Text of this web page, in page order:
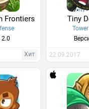
Frontiers
2.0
Хит
Tiny
22.09.2017